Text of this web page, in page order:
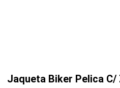
Jaqueta Biker Pelica